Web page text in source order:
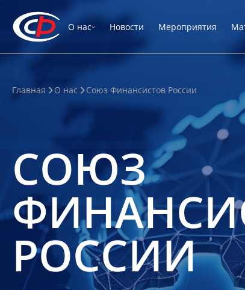
О нас Новости Мероприятия
Главная О нас Союз Финансистов России
СОЮЗ
РОССИИ